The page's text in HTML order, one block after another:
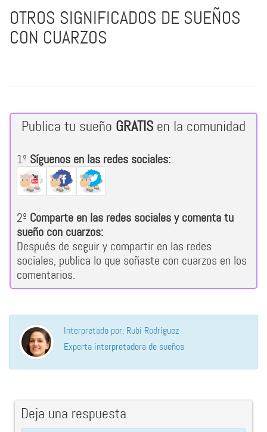
OTROS SIGNIFICADOS DE SUEÑOS
CON CUARZOS
Publica tu sueño GRATISen la comunidad
1º Síguenos en las redes sociales:
2º Comparte en las redes sociales y comenta tu
sueño con cuarzos:
Después de seguir y compartir en las redes
sociales, publica lo que soñaste con cuarzos en los
comentarios.
Interpretado por: Rubí Rodríguez
Experta interpretadora de sueños
Deja una respuesta